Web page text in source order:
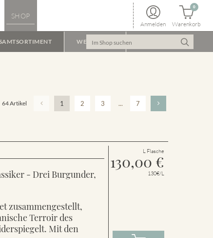
SHOP
Anmelden Warenkorb
0
WEINPAKET
64 Artikel 1 2 3 ... 7
- Drei Burgunder,
zusammengestellt,
Terroir des
Mit den
L Flasche
130,00 €
130€/L